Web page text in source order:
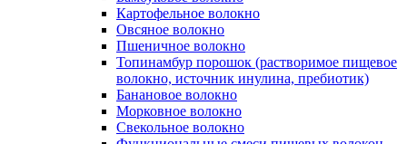
Картофельное волокно
Овсяное волокно
Пшеничное волокно
Топинамбур порошок (растворимое пищевое
волокно, источник инулина, пребиотик)
Банановое волокно
Морковное волокно
Свекольное волокно